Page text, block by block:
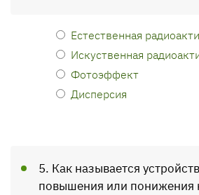
Естественная
Искуственная
Фотоэффект
Дисперсия
5. Как называется
повышения или понижения